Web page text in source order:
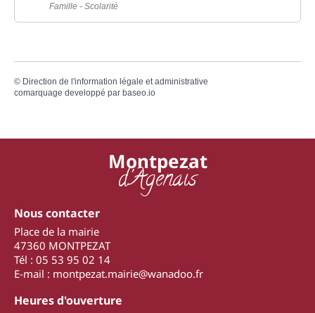
Famille - Scolarité
© Direction de l'information légale et administrative
comarquage developpé par baseo.io
Montpezat
d'Agenais
Nous contacter
Place de la mairie
47360 MONTPEZAT
Tél : 05 53 95 02 14
E-mail : montpezat.mairie@wanadoo.fr
Heures d'ouverture